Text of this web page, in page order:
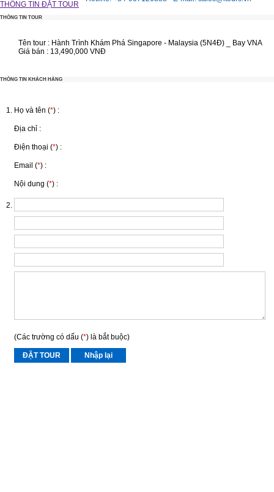
THÔNG TIN ĐẶT TOUR
THÔNG TIN TOUR
Tên tour : Hành Trình Khám Phá Singapore - Malaysia (5N4Đ) _ Bay VNA
Giá bán : 13,490,000 VNĐ
THÔNG TIN KHÁCH HÀNG
Họ và tên (*) :
Địa chỉ :
Điện thoại (*) :
Email (*) :
Nội dung (*) :
(Các trường có dấu (*) là bắt buộc)